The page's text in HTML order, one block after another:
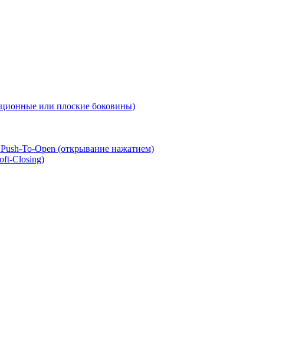
или плоские боковины)
To-Open (открывание нажатием)
Closing)